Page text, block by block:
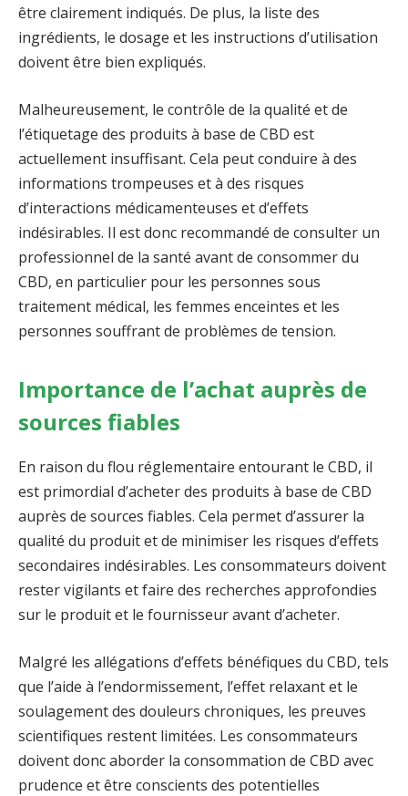
être clairement indiqués. De plus, la liste des
ingrédients, le dosage et les instructions d’utilisation
doivent être bien expliqués.
Malheureusement, le contrôle de la qualité et de
l’étiquetage des produits à base de CBD est
actuellement insuffisant. Cela peut conduire à des
informations trompeuses et à des risques
d’interactions médicamenteuses et d’effets
indésirables. Il est donc recommandé de consulter un
professionnel de la santé avant de consommer du
CBD, en particulier pour les personnes sous
traitement médical, les femmes enceintes et les
personnes souffrant de problèmes de tension.
Importance de l’achat auprès de
sources fiables
En raison du flou réglementaire entourant le CBD, il
est primordial d’acheter des produits à base de CBD
auprès de sources fiables. Cela permet d’assurer la
qualité du produit et de minimiser les risques d’effets
secondaires indésirables. Les consommateurs doivent
rester vigilants et faire des recherches approfondies
sur le produit et le fournisseur avant d’acheter.
Malgré les allégations d’effets bénéfiques du CBD, tels
que l’aide à l’endormissement, l’effet relaxant et le
soulagement des douleurs chroniques, les preuves
scientifiques restent limitées. Les consommateurs
doivent donc aborder la consommation de CBD avec
prudence et être conscients des potentielles